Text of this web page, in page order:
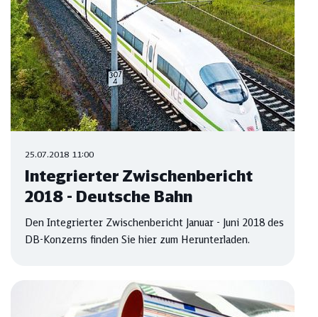
25.07.2018 11:00
Integrierter Zwischenbericht
2018 - Deutsche Bahn
Den Integrierter Zwischenbericht Januar - Juni 2018 des
DB-Konzerns finden Sie hier zum Herunterladen.